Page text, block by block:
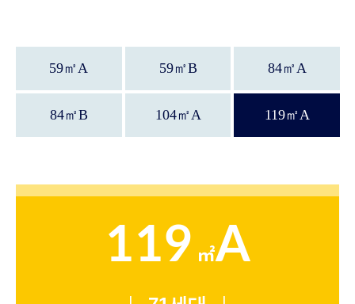
59㎡A 59㎡B 84㎡A
84㎡B 104㎡A 119㎡A
119 ㎡A